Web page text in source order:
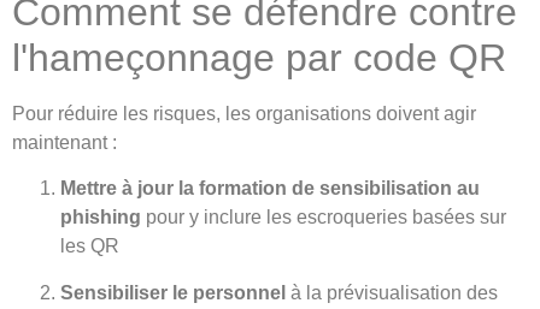
Comment se défendre contre
l'hameçonnage par code QR
Pour réduire les risques, les organisations doivent agir
maintenant :
Mettre à jour la formation de sensibilisation au
phishing pour y inclure les escroqueries basées sur
les QR
Sensibiliser le personnel à la prévisualisation des